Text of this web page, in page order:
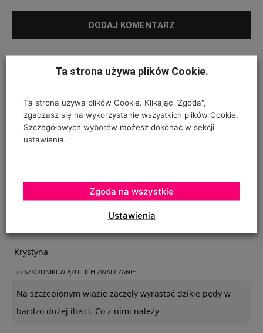
Krystyna
on SZKODNIKI WIĄZU I ICH ZWALCZANIE
Na szczepionym wiązie zaczęły wyrastać dzikie pędy w
bardzo dużej ilości. Co z nimi należy
Ta strona używa plików Cookie.
Ta strona używa plików Cookie. Klikając "Zgoda",
zgadzasz się na wykorzystanie wszystkich plików Cookie.
Szczegółowych wyborów możesz dokonać w sekcji
ustawienia.
Ustawienia
Zgoda na wszystkie